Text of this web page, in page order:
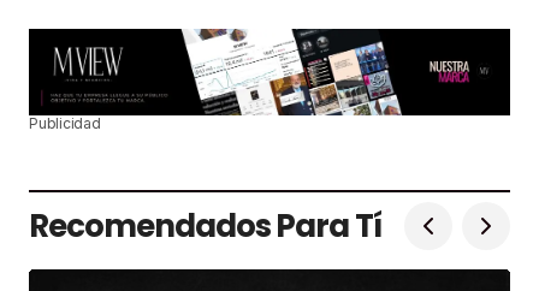
Publicidad
Recomendados Para Tí